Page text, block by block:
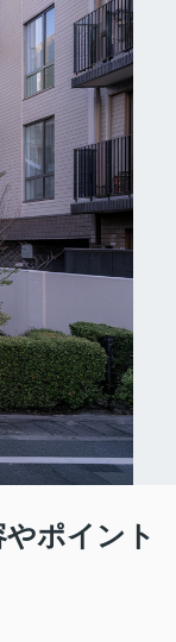
やポイント